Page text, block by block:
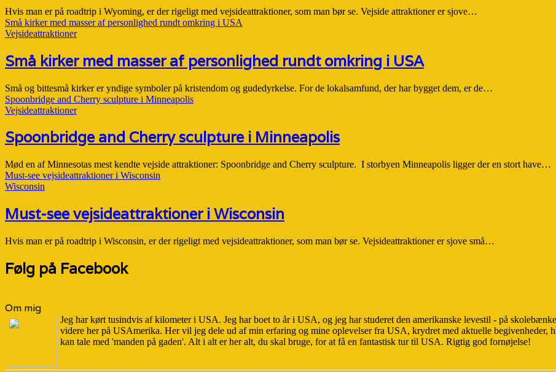
Hvis man er på roadtrip i Wyoming, er der rigeligt med vejsideattraktioner, som man bør se. Vejside attraktioner er sjove…
Små kirker med masser af personlighed rundt omkring i USA
Vejsideattraktioner
Små kirker med masser af personlighed rundt omkring i USA
Små og bittesmå kirker er yndige symboler på kristendom og gudedyrkelse. For de lokalsamfund, der har bygget dem, er de…
Spoonbridge and Cherry sculpture i Minneapolis
Vejsideattraktioner
Spoonbridge and Cherry sculpture i Minneapolis
Mød en af Minnesotas mest kendte vejside attraktioner: Spoonbridge and Cherry sculpture. I storbyen Minneapolis ligger der en stort have…
Must-see vejsideattraktioner i Wisconsin
Wisconsin
Must-see vejsideattraktioner i Wisconsin
Hvis man er på roadtrip i Wisconsin, er der rigeligt med vejsideattraktioner, som man bør se. Vejsideattraktioner er sjove små…
Følg på Facebook
Om mig
Jeg har kørt tusindvis af kilometer i USA. Jeg har boet to år i USA, og jeg har studeret den amerikanske levestil - på
videre her på USAmerika. Her vil jeg dele ud af min erfaring og mine oplevelser fra USA, krydret med aktuelle begivenheder,
kan tale med 'manden på gaden'. Alt i alt er her alt, du skal bruge, for at få en fantastisk tur til USA. Rigtig god fornøjelse!